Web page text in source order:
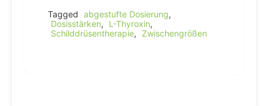
Tagged abgestufte Dosierung,
Dosisstärken, L-Thyroxin,
Schilddrüsentherapie, Zwischengrößen